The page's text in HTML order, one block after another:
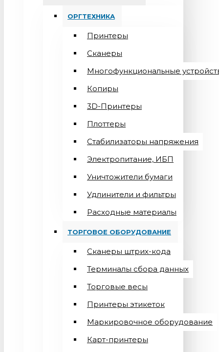
ОРГТЕХНИКА
Принтеры
Сканеры
Многофункциональные
Копиры
3D-Принтеры
Плоттеры
Стабилизаторы напряжения
Электропитание, ИБП
Уничтожители бумаги
Удлинители и фильтры
Расходные материалы
ТОРГОВОЕ ОБОРУДОВАНИЕ
Сканеры штрих-кода
Терминалы сбора данных
Торговые весы
Принтеры этикеток
Маркировочное оборудование
Карт-принтеры